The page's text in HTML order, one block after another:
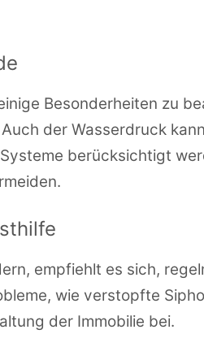
Besonderheiten zu
der Wasserdruck
berücksichtigt
empfiehlt es sich,
wie verstopfte
der Immobilie bei.